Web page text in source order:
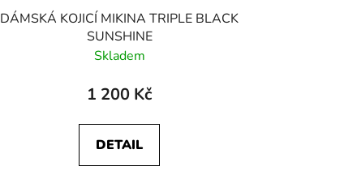
DÁMSKÁ KOJICÍ MIKINA TRIPLE BLACK
SUNSHINE
Skladem
1 200 Kč
DETAIL